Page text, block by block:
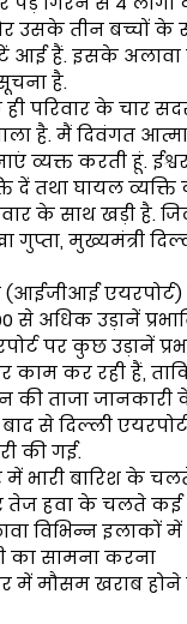
उसके तीन बच्चों के
आई हैं. इसके अलावा
है.
परिवार के चार
है. मैं दिवंगत
व्यक्त करती हूं.
दें तथा घायल व्यक्ति
के साथ खड़ी है.
मुख्यमंत्री
(आईजीआई
से अधिक उड़ानें
पर कुछ उड़ानें
काम कर रही हैं,
की ताजा जानकारी
से दिल्ली
की गई.
भारी बारिश के
तेज हवा के चलते कई
विभिन्न इलाकों में
का सामना करना
में मौसम खराब होने